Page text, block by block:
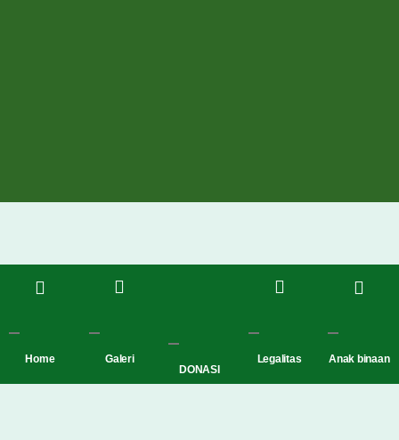
Home
Galeri
DONASI
Legalitas Anak binaan